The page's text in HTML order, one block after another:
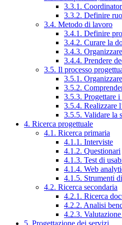
3.3.1.
3.3.2. Definire
3.4. Metodo di lavoro
3.4.1. Definire
3.4.2. Curare la
3.4.3.
3.4.4. Prendere
3.5. Il processo
3.5.1.
3.5.2.
3.5.3. Progettare i
3.5.4. Realizzare
3.5.5. Validare la
4. Ricerca progettuale
4.1. Ricerca primaria
4.1.1. Interviste
4.1.2. Questionari
4.1.3. Test di
4.1.4. Web
4.1.5. Strumenti
4.2. Ricerca secondaria
4.2.1. Ricerca
4.2.2. Analisi
4.2.3.
5. Progettazione dei servizi